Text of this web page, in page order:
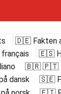
🇩🇪 Fakten
🇪🇸
🇧🇷 🇵🇹
dansk
🇸🇪